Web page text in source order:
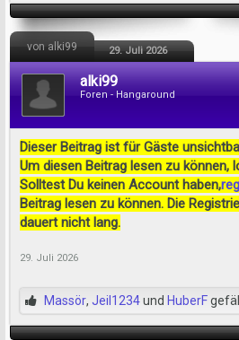
von alki99 29. Juli 2026
alki99
Foren - Hangaround
Dieser Beitrag ist für Gäste
Um diesen Beitrag lesen zu können,
Solltest Du keinen Account haben,
Beitrag lesen zu können. Die
dauert nicht lang.
29. Juli 2026
Massör, Jeil1234und HuberF